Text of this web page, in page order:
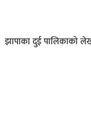
झापाका दुई पालिकाको